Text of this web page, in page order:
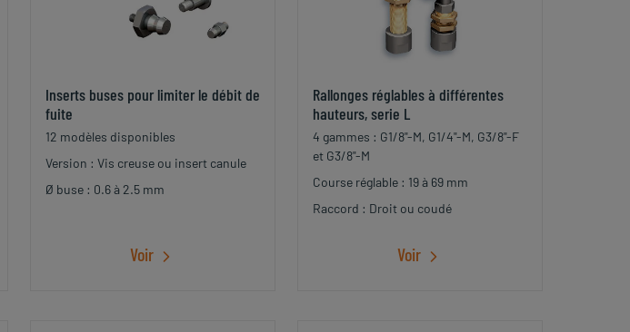
Inserts buses pour limiter le débit de
fuite
12 modèles disponibles
Version : Vis creuse ou insert canule
Ø buse : 0.6 à 2.5 mm
Voir
Rallonges réglables à différentes
hauteurs, serie L
4 gammes : G1/8"-M, G1/4"-M, G3/8"-F
et G3/8"-M
Course réglable : 19 à 69 mm
Raccord : Droit ou coudé
Voir